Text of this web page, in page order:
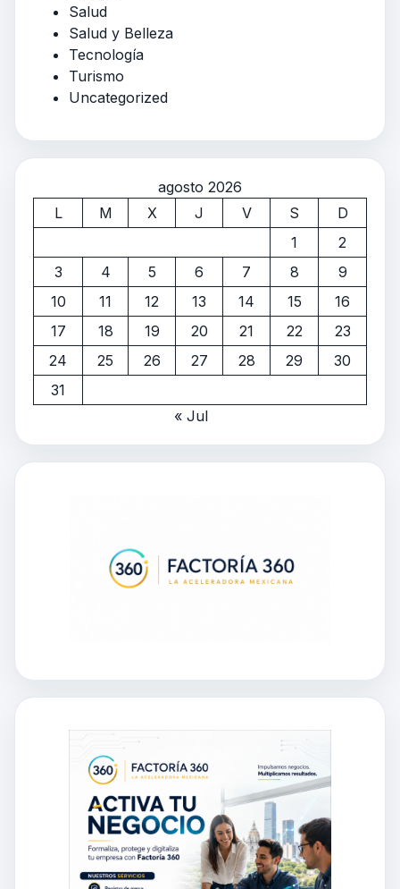
Salud
Salud y Belleza
Tecnología
Turismo
Uncategorized
agosto 2026
L
M X J V S
D
1
2
3
4 5 6 7 8
9
10
11 12 13 14 15
16
17
18 19 20 21 22
23
24
25 26 27 28 29
30
31
« Jul